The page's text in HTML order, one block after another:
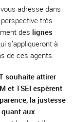
adresse dans
très
des lignes
s’appliqueront à
de ces agents.
souhaite attirer
et TSEI espèrent
la justesse
aux